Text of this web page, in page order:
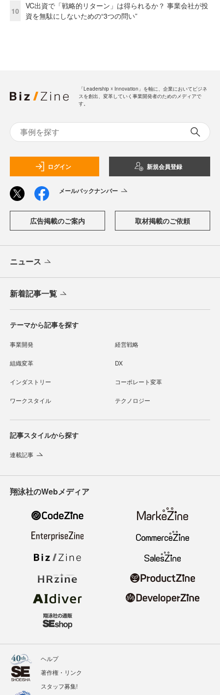
10
VC出資で「戦略的リターン」は得られるか？ 事業会社が投
資を無駄にしないための“3つの問い”
「Leadership ☓ Innovation」を軸に、企業においてビジネ
スを創出、変革していく事業開発者のためのメディアで
す。
ログイン 新規会員登録
メールバックナンバー
広告掲載のご案内 取材掲載のご依頼
ニュース
新着記事一覧
テーマから記事を探す
事業開発 経営戦略
組織変革 DX
インダストリー コーポレート変革
ワークスタイル テクノロジー
記事スタイルから探す
連載記事
翔泳社のWebメディア
ヘルプ
著作権・リンク
スタッフ募集!